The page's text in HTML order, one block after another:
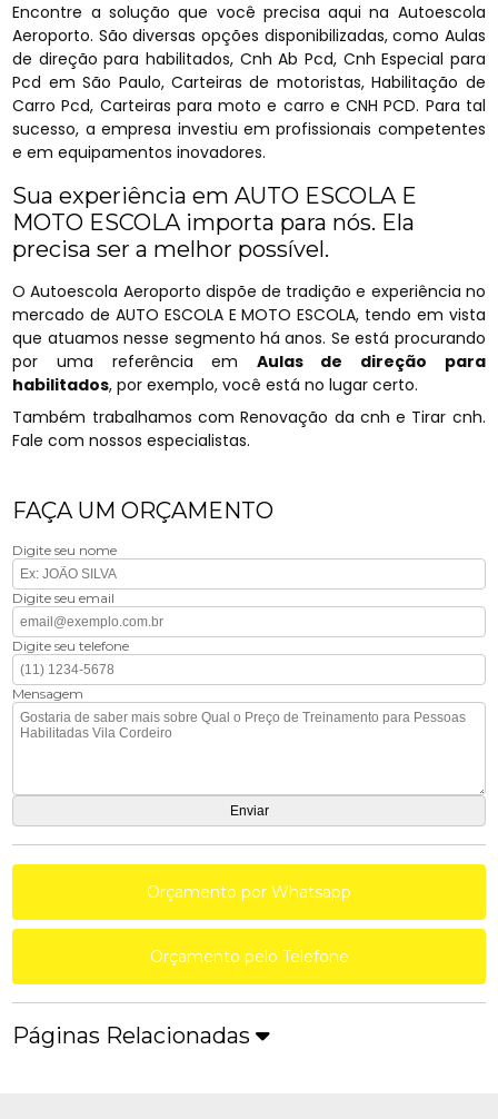
Encontre a solução que você precisa aqui na Autoescola
Aeroporto. São diversas opções disponibilizadas, como Aulas
de direção para habilitados, Cnh Ab Pcd, Cnh Especial para
Pcd em São Paulo, Carteiras de motoristas, Habilitação de
Carro Pcd, Carteiras para moto e carro e CNH PCD. Para tal
sucesso, a empresa investiu em profissionais competentes
e em equipamentos inovadores.
Sua experiência em AUTO ESCOLA E
MOTO ESCOLA importa para nós. Ela
precisa ser a melhor possível.
O Autoescola Aeroporto dispõe de tradição e experiência no
mercado de AUTO ESCOLA E MOTO ESCOLA, tendo em vista
que atuamos nesse segmento há anos. Se está procurando
por uma referência em Aulas de direção para
habilitados, por exemplo, você está no lugar certo.
Também trabalhamos com Renovação da cnh e Tirar cnh.
Fale com nossos especialistas.
FAÇA UM ORÇAMENTO
Digite seu nome
Digite seu email
Digite seu telefone
Mensagem
Orçamento por Whatsapp
Orçamento pelo Telefone
Páginas Relacionadas